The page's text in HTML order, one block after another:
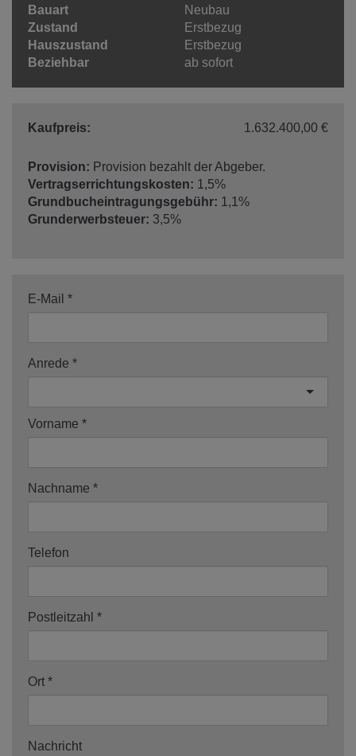
Bauart
Neubau
Zustand
Erstbezug
Hauszustand
Erstbezug
Beziehbar
ab sofort
Kaufpreis: 1.632.400,00 €
Provision: Provision bezahlt der Abgeber.
Vertragserrichtungskosten: 1,5%
Grundbucheintragungsgebühr: 1,1%
Grunderwerbsteuer: 3,5%
E-Mail
Anrede
Vorname
Nachname
Telefon
Postleitzahl
Ort
Nachricht